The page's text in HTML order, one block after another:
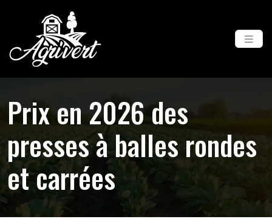
Prix en 2026 des
presses à balles rondes
et carrées